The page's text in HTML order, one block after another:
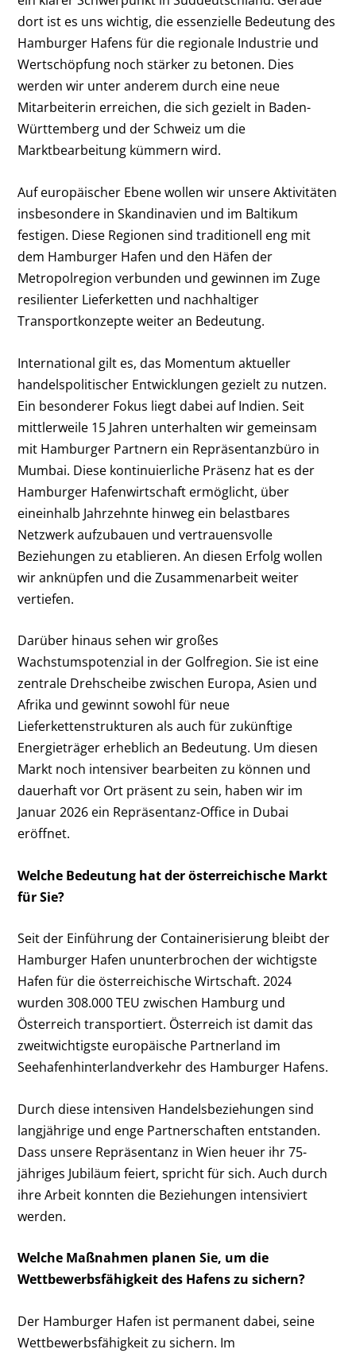
dort ist es uns wichtig, die essenzielle Bedeutung des
Hamburger Hafens für die regionale Industrie und
Wertschöpfung noch stärker zu betonen. Dies
werden wir unter anderem durch eine neue
Mitarbeiterin erreichen, die sich gezielt in Baden-
Württemberg und der Schweiz um die
Marktbearbeitung kümmern wird.
Auf europäischer Ebene wollen wir unsere Aktivitäten
insbesondere in Skandinavien und im Baltikum
festigen. Diese Regionen sind traditionell eng mit
dem Hamburger Hafen und den Häfen der
Metropolregion verbunden und gewinnen im Zuge
resilienter Lieferketten und nachhaltiger
Transportkonzepte weiter an Bedeutung.
International gilt es, das Momentum aktueller
handelspolitischer Entwicklungen gezielt zu nutzen.
Ein besonderer Fokus liegt dabei auf Indien. Seit
mittlerweile 15 Jahren unterhalten wir gemeinsam
mit Hamburger Partnern ein Repräsentanzbüro in
Mumbai. Diese kontinuierliche Präsenz hat es der
Hamburger Hafenwirtschaft ermöglicht, über
eineinhalb Jahrzehnte hinweg ein belastbares
Netzwerk aufzubauen und vertrauensvolle
Beziehungen zu etablieren. An diesen Erfolg wollen
wir anknüpfen und die Zusammenarbeit weiter
vertiefen.
Darüber hinaus sehen wir großes
Wachstumspotenzial in der Golfregion. Sie ist eine
zentrale Drehscheibe zwischen Europa, Asien und
Afrika und gewinnt sowohl für neue
Lieferkettenstrukturen als auch für zukünftige
Energieträger erheblich an Bedeutung. Um diesen
Markt noch intensiver bearbeiten zu können und
dauerhaft vor Ort präsent zu sein, haben wir im
Januar 2026 ein Repräsentanz-Office in Dubai
eröffnet.
Welche Bedeutung hat der österreichische Markt
für Sie?
Seit der Einführung der Containerisierung bleibt der
Hamburger Hafen ununterbrochen der wichtigste
Hafen für die österreichische Wirtschaft. 2024
wurden 308.000 TEU zwischen Hamburg und
Österreich transportiert. Österreich ist damit das
zweitwichtigste europäische Partnerland im
Seehafenhinterlandverkehr des Hamburger Hafens.
Durch diese intensiven Handelsbeziehungen sind
langjährige und enge Partnerschaften entstanden.
Dass unsere Repräsentanz in Wien heuer ihr 75-
jähriges Jubiläum feiert, spricht für sich. Auch durch
ihre Arbeit konnten die Beziehungen intensiviert
werden.
Welche Maßnahmen planen Sie, um die
Wettbewerbsfähigkeit des Hafens zu sichern?
Der Hamburger Hafen ist permanent dabei, seine
Wettbewerbsfähigkeit zu sichern. Im